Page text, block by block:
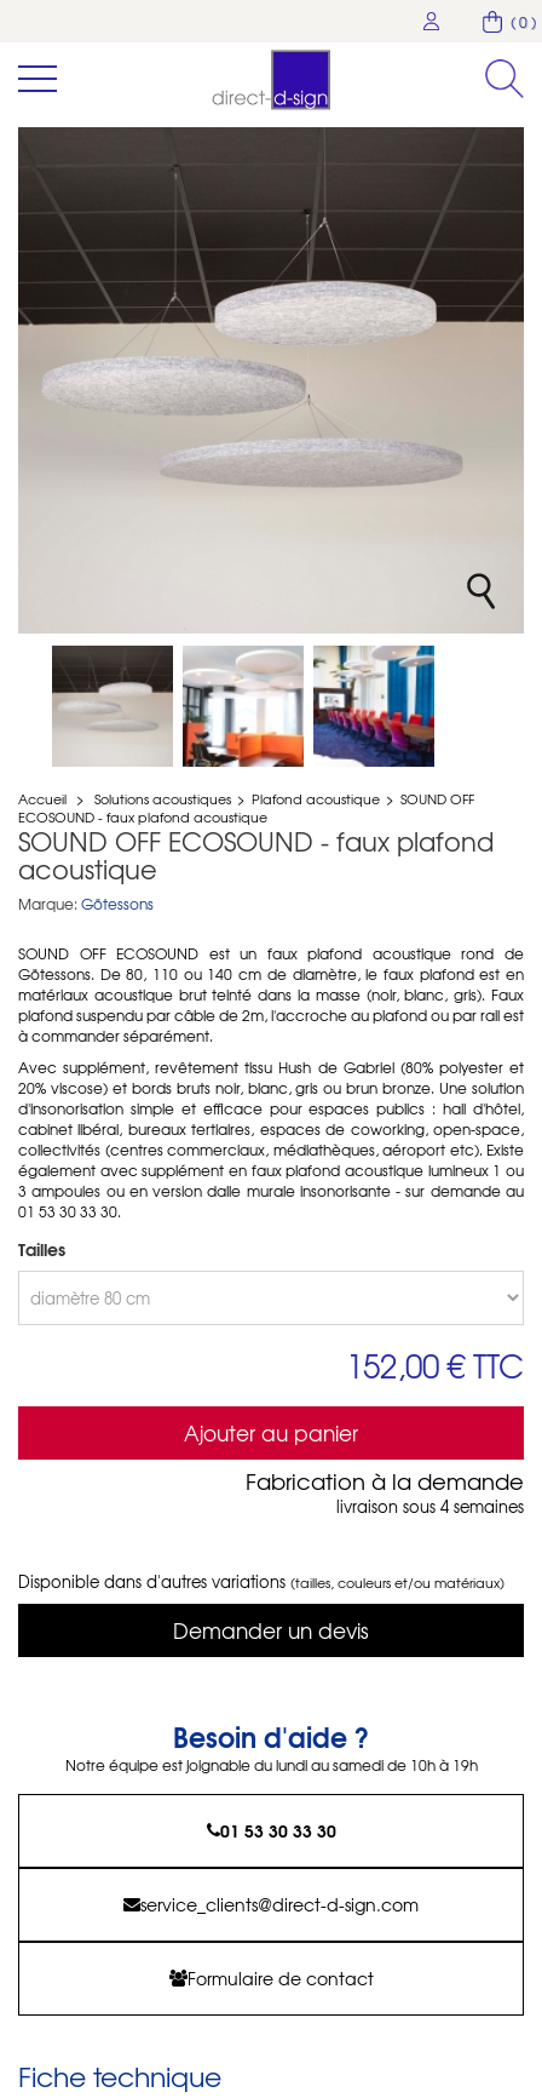
( 0 )
Accueil > Solutions acoustiques > Plafond acoustique > SOUND OFF
ECOSOUND - faux plafond acoustique
SOUND OFF ECOSOUND - faux plafond
acoustique
Marque: Götessons
SOUND OFF ECOSOUND est un faux plafond acoustique rond de
Götessons. De 80, 110 ou 140 cm de diamètre, le faux plafond est en
matériaux acoustique brut teinté dans la masse (noir, blanc, gris). Faux
plafond suspendu par câble de 2m, l'accroche au plafond ou par rail est
à commander séparément.
Avec supplément, revêtement tissu Hush de Gabriel (80% polyester et
20% viscose) et bords bruts noir, blanc, gris ou brun bronze. Une solution
d'insonorisation simple et efficace pour espaces publics : hall d'hôtel,
cabinet libéral, bureaux tertiaires, espaces de coworking, open-space,
collectivités (centres commerciaux, médiathèques, aéroport etc). Existe
également avec supplément en faux plafond acoustique lumineux 1 ou
3 ampoules ou en version dalle murale insonorisante - sur demande au
01 53 30 33 30.
Tailles
152,00 €TTC
Ajouter au panier
Fabrication à la demande
livraison sous 4 semaines
Disponible dans d'autres variations (tailles, couleurs et/ou matériaux)
Demander un devis
Besoin d'aide ?
Notre équipe est joignable du lundi au samedi de 10h à 19h
01 53 30 33 30
service_clients@direct-d-sign.com
Formulaire de contact
Fiche technique